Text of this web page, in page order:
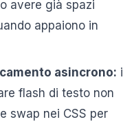
avere già spazi
appaiono in
asincrono: i
flash di testo non
swap nei CSS per